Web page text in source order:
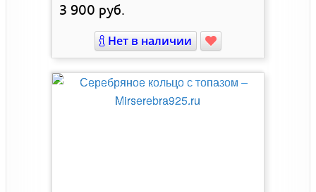
3 900 руб.
Нет в наличии